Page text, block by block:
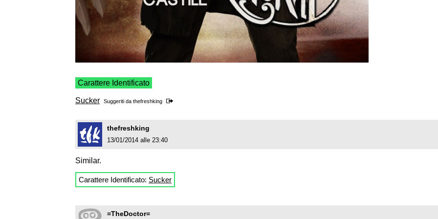
Carattere Identificato
Sucker Suggeriti da thefreshking
thefreshking
13/01/2014 alle 23:40
Similar.
Carattere Identificato: Sucker
=TheDoctor=